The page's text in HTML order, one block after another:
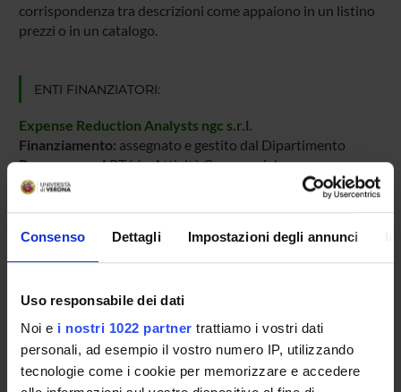
Consenso Dettagli Impostazioni degli annunci
Uso responsabile dei dati
Noi e i nostri 1022 partner trattiamo i vostri dati
personali, ad esempio il vostro numero IP, utilizzando
tecnologie come i cookie per memorizzare e accedere
corrispondenza tra descrizioni come appaiono in un listino
prezzi o in un catalogo.
ENTI FINANZIATORI:
Expense Reduction Analysts ngc s.r.l.
Finanziamento: assegnato e gestito dal Dipartimento
Programma:ART66 - Attività Commerciale
PARTECIPANTI AL PROGETTO
Professore associato
AREE DI RICERCA COINVOLTE DAL PROGETTO